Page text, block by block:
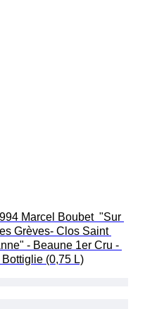
Marcel Boubet  "Sur
Grèves- Clos Saint
- Beaune 1er Cru -
Bottiglie (0,75 L)